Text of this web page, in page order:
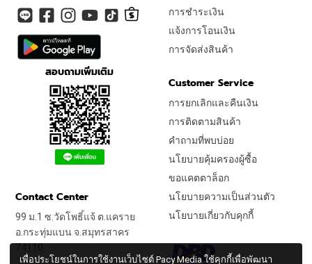
สอบถามเพิ่มเติม
การชำระเงิน
แจ้งการโอนเงิน
การจัดส่งสินค้า
Customer Service
การยกเลิกและคืนเงิน
การติดตามสินค้า
คำถามที่พบบ่อย
นโยบายคุ้มครองผู้ซื้อ
ขอแคตตาล็อก
นโยบายความเป็นส่วนตัว
นโยบายเกี่ยวกับคุกกี้
Contact Center
99 ม.1 ซ.วัดโพธิ์แจ้ ต.แคราย
อ.กระทุ่มแบน จ.สมุทรสาคร
เพื่อประโยชน์ในการใช้งานเว็บไซต์ Pacy Media ใช้คุกกี้เพื่อพัฒนา